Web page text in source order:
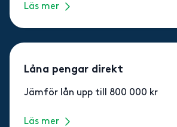
Läs mer
Låna pengar direkt
Jämför lån upp till 800 000 kr
Läs mer